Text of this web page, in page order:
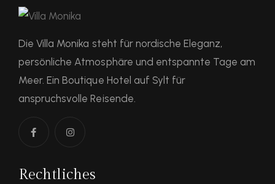
Die Villa Monika steht für nordische Eleganz,
persönliche Atmosphäre und entspannte Tage am
Meer. Ein Boutique Hotel auf Sylt für
anspruchsvolle Reisende.
Rechtliches